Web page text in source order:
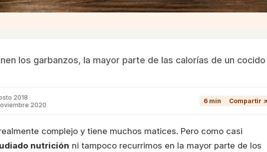
los garbanzos, la mayor parte de las calorías de un cocido
2018
2020
6 min Compartir ↗
complejo y tiene muchos matices. Pero como casi
nutrición ni tampoco recurrimos en la mayor parte de los